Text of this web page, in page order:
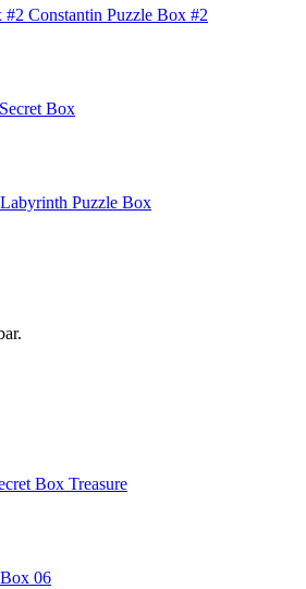
Constantin Puzzle Box #2
Box
Labyrinth Puzzle Box
Box Treasure
06